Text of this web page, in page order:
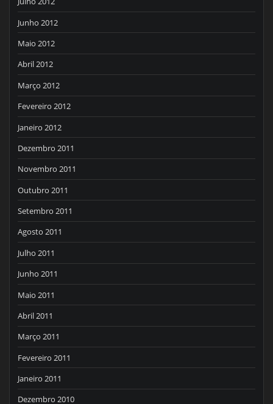
Junho 2012
Maio 2012
Abril 2012
Março 2012
Fevereiro 2012
Janeiro 2012
Dezembro 2011
Novembro 2011
Outubro 2011
Setembro 2011
Agosto 2011
Julho 2011
Junho 2011
Maio 2011
Abril 2011
Março 2011
Fevereiro 2011
Janeiro 2011
Dezembro 2010